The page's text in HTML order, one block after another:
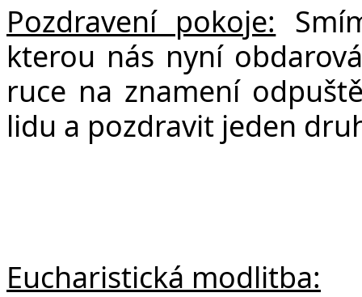
Pozdravení pokoje:
kterou nás nyní
ruce na znamení
lidu a pozdravit jeden
Eucharistická modlitba: